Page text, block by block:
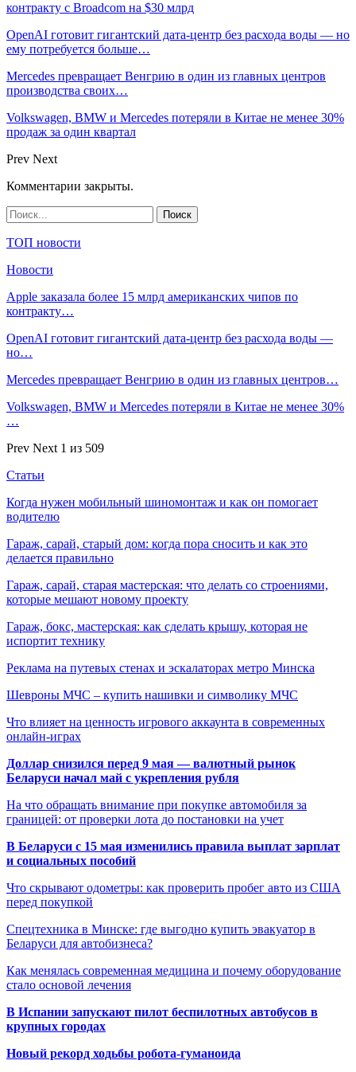
контракту с Broadcom на $30 млрд
OpenAI готовит гигантский дата-центр без расхода воды — но
ему потребуется больше…
Mercedes превращает Венгрию в один из главных центров
производства своих…
Volkswagen, BMW и Mercedes потеряли в Китае не менее 30%
продаж за один квартал
Prev Next
Комментарии закрыты.
ТОП новости
Новости
Apple заказала более 15 млрд американских чипов по
контракту…
OpenAI готовит гигантский дата-центр без расхода воды —
но…
Mercedes превращает Венгрию в один из главных центров…
Volkswagen, BMW и Mercedes потеряли в Китае не менее 30%
…
Prev Next 1 из 509
Статьи
Когда нужен мобильный шиномонтаж и как он помогает
водителю
Гараж, сарай, старый дом: когда пора сносить и как это
делается правильно
Гараж, сарай, старая мастерская: что делать со строениями,
которые мешают новому проекту
Гараж, бокс, мастерская: как сделать крышу, которая не
испортит технику
Реклама на путевых стенах и эскалаторах метро Минска
Шевроны МЧС – купить нашивки и символику МЧС
Что влияет на ценность игрового аккаунта в современных
онлайн-играх
Доллар снизился перед 9 мая — валютный рынок
Беларуси начал май с укрепления рубля
На что обращать внимание при покупке автомобиля за
границей: от проверки лота до постановки на учет
В Беларуси с 15 мая изменились правила выплат зарплат
и социальных пособий
Что скрывают одометры: как проверить пробег авто из США
перед покупкой
Спецтехника в Минске: где выгодно купить эвакуатор в
Беларуси для автобизнеса?
Как менялась современная медицина и почему оборудование
стало основой лечения
В Испании запускают пилот беспилотных автобусов в
крупных городах
Новый рекорд ходьбы робота-гуманоида